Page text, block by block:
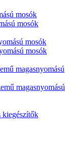
mosók
mosók
mosók
mosók
magasnyomású
magasnyomású
kiegészítők